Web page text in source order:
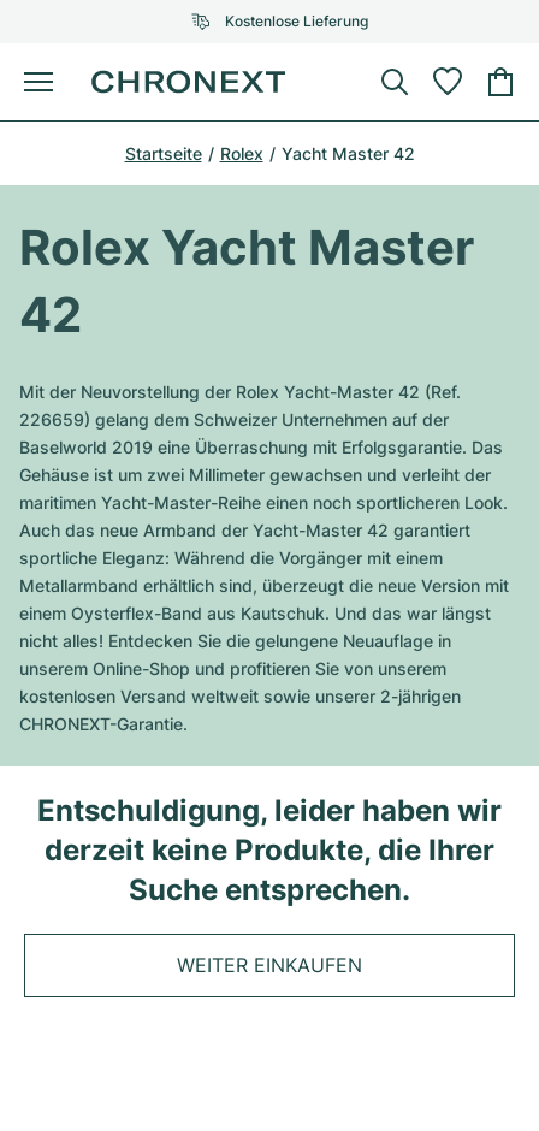
Kostenlose Lieferung
Menü
Uhr kaufen
AUSGEWÄHLTE MARKEN
Top-Modelle
Cellini
Cosmograph Daytona
Datejust
Datejust II
GMT-Master
Omega
Alle Omega Modelle
Top-Modelle
Seamaster
Planet Ocean
Aqua Terra
De Ville
Constellation
Patek Philippe
Alle Patek Philippe Modelle
Top-Modelle
Nautilus
Complications
Aquanaut
Grand Complications
Golden Ellipse
Alle Audemars Piguet Modelle
Top-Modelle
Royal Oak
Royal Oak Offshore
Jules Audemars
Cartier
All Cartier Modelle
Top-Modelle
Santos
Ballon Bleu
Calibre
Breitling
Alle Breitling Modelle
Top-Modelle
Navitimer
Avenger
Tudor
Alle Tudor Modelle
Damenuhren
TAG Heuer
Top-Modelle
Monaco
Alle IWC Modelle
Top-Modelle
Pilot's Watch
Alle Hublot Modelle
Big Bang
Alle Luxusuhrenmarken
Vintage-Uhren
Gebrauchte Uhren
Uhr verkaufen
AUSGEWÄHLTE MARKEN
Tiffany
Louis Vuitton
Van Cleef & Arpels
Bvlgari
Alle Armbänder
Neuzugänge
Service
Magazin
Sale
Startseite Rolex Yacht Master 42
Rolex Yacht Master
42
Mit der Neuvorstellung der Rolex Yacht-Master 42 (Ref.
226659) gelang dem Schweizer Unternehmen auf der
Baselworld 2019 eine Überraschung mit Erfolgsgarantie. Das
Gehäuse ist um zwei Millimeter gewachsen und verleiht der
maritimen Yacht-Master-Reihe einen noch sportlicheren Look.
Auch das neue Armband der Yacht-Master 42 garantiert
sportliche Eleganz: Während die Vorgänger mit einem
Metallarmband erhältlich sind, überzeugt die neue Version mit
einem Oysterflex-Band aus Kautschuk. Und das war längst
nicht alles! Entdecken Sie die gelungene Neuauflage in
unserem Online-Shop und profitieren Sie von unserem
kostenlosen Versand weltweit sowie unserer 2-jährigen
CHRONEXT-Garantie.
Entschuldigung, leider haben wir
derzeit keine Produkte, die Ihrer
Suche entsprechen.
WEITER EINKAUFEN